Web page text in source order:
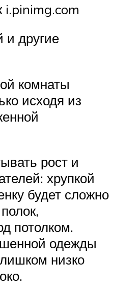
i.pinimg.com
и другие
комнаты
исходя из
рост и
хрупкой
будет сложно
потолком.
одежды
низко